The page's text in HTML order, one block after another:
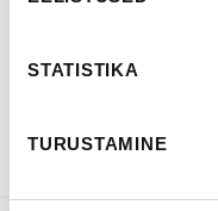
STATISTIKA
TURUSTAMINE